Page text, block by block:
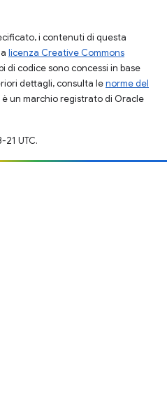
i contenuti di questa
licenza Creative Commons
di codice sono concessi in base
dettagli, consulta lenorme del
è un marchio registrato di Oracle
UTC.